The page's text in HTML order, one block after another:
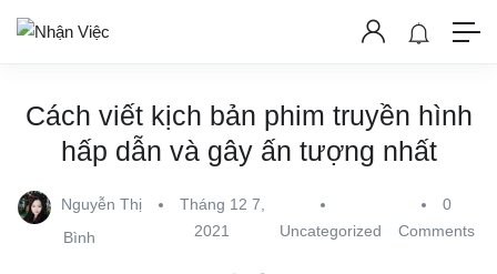
Cách viết kịch bản phim truyền hình
hấp dẫn và gây ấn tượng nhất
Nguyễn Thị
Bình
Tháng 12 7,
2021
Uncategorized
0
Comments